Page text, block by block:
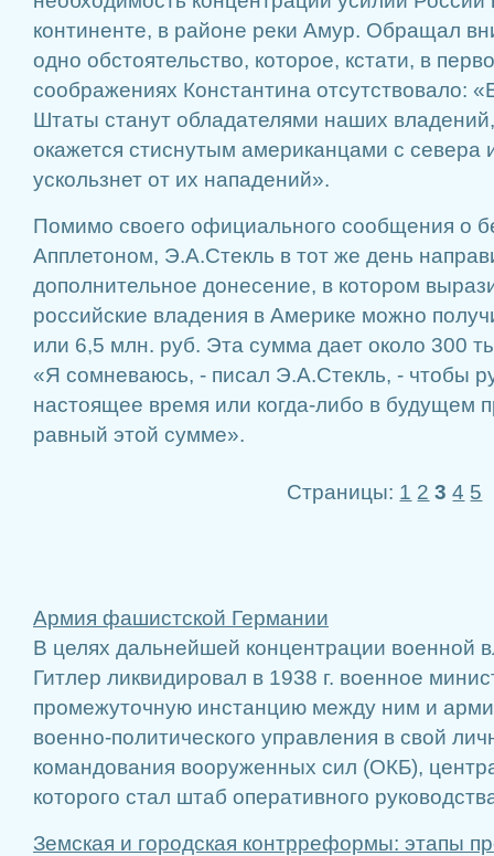
континенте, в районе реки Амур. Обращал
одно обстоятельство, которое, кстати, в
соображениях Константина отсутствовало:
Штаты станут обладателями наших
окажется стиснутым американцами с севера
ускользнет от их нападений».
Помимо своего официального сообщения о
Апплетоном, Э.А.Стекль в тот же день
дополнительное донесение, в котором
российские владения в Америке можно
или 6,5 млн. руб. Эта сумма дает около 300
«Я сомневаюсь, - писал Э.А.Стекль, - чтобы
настоящее время или когда-либо в будущем
равный этой сумме».
Страницы: 1 2 3 4 5
Армия фашистской Германии
В целях дальнейшей концентрации военной
Гитлер ликвидировал в 1938 г. военное
промежуточную инстанцию между ним и
военно-политического управления в свой
командования вооруженных сил (ОКБ),
которого стал штаб оперативного
Земская и городская контрреформы: этапы